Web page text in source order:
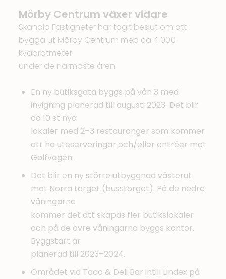
Mörby Centrum växer vidare
Skandia Fastigheter har tagit beslut om att
bygga ut Mörby Centrum med ca 4 000
kvadratmeter
under de närmaste åren.
En ny butiksgata byggs på vån 3 med
invigning planerad till augusti 2023. Det blir
ca 10 st nya
lokaler med 2–3 restauranger som kommer
att ha uteserveringar och/eller entréer mot
Golfvägen.
Det blir en ny större utbyggnad västerut
mot Norra torget (busstorget). På de nedre
våningarna
kommer det att skapas fler butikslokaler
och på de övre våningarna byggs kontor.
Byggstart är
planerad till 2023–2024.
Området vid Taco & Deli Bar intill Lindex på